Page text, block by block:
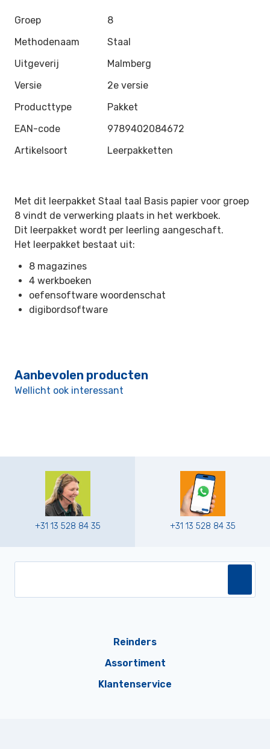
Groep
8
Methodenaam
Staal
Uitgeverij
Malmberg
Versie
2e versie
Producttype
Pakket
EAN-code
9789402084672
Artikelsoort
Leerpakketten
Met dit leerpakket Staal taal Basis papier voor groep
8 vindt de verwerking plaats in het werkboek.
Dit leerpakket wordt per leerling aangeschaft.
Het leerpakket bestaat uit:
8 magazines
4 werkboeken
oefensoftware woordenschat
digibordsoftware
Aanbevolen producten
Wellicht ook interessant
+31 13 528 84 35 +31 13 528 84 35
Reinders
Assortiment
Klantenservice